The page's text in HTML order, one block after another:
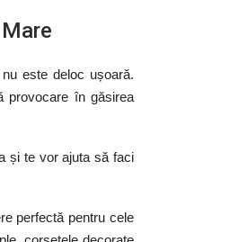
este deloc ușoară.
provocare în găsirea
și te vor ajuta să faci
perfectă pentru cele